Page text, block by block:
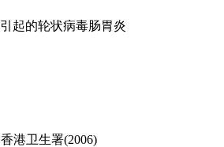
起的轮状病毒肠胃炎
港卫生署(2006)